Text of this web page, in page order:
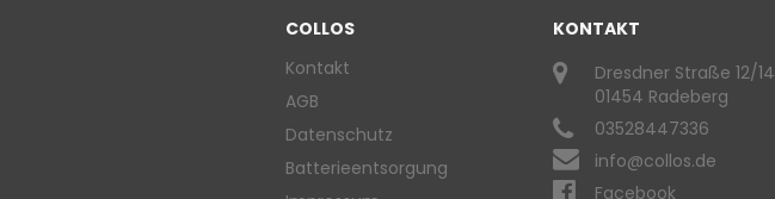
COLLOS
Kontakt
AGB
Datenschutz
Batterieentsorgung
KONTAKT
Dresdner Straße 12/14
01454 Radeberg
03528447336
info@collos.de
Facebook